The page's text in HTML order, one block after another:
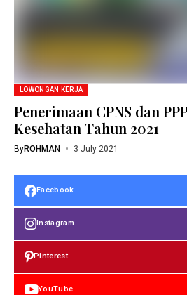
LOWONGAN KERJA
Penerimaan CPNS dan
Kesehatan Tahun 2021
ByROHMAN 3 July 2021
Facebook
Instagram
Pinterest
YouTube